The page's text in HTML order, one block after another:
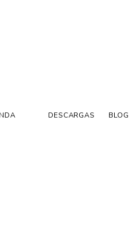
DESCARGAS BLOG